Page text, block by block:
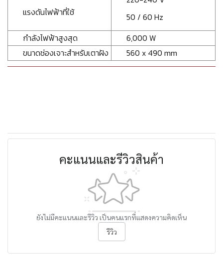
แรงดันไฟฟ้าที่ใช้
50 / 60 Hz
กำลังไฟฟ้าสูงสุด
6,000 W
ขนาดช่องเจาะสำหรับเตาฝัง
560 x 490 mm
คะแนนและรีวิวสินค้า
ยังไม่มีคะแนนและรีวิว เป็นคนแรกที่แสดงความคิดเห็น
รีวิว